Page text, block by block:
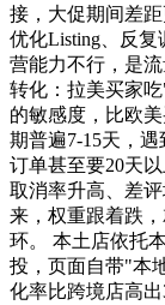
接，大促期间差
优化Listing、反
营能力不行，是
转化：拉美买家
的敏感度，比欧
期普遍7-15天，
订单甚至要20天
取消率升高、差
来，权重跟着跌
环。 本土店依托
投，页面自带"本
化率比跨境店高